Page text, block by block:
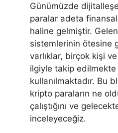
Günümüzde
paralar adeta
haline gelmiştir.
sistemlerinin ötesine
varlıklar, birçok kişi
ilgiyle takip edilmekte
kullanılmaktadır. Bu
kripto paraların ne
çalıştığını ve
inceleyeceğiz.